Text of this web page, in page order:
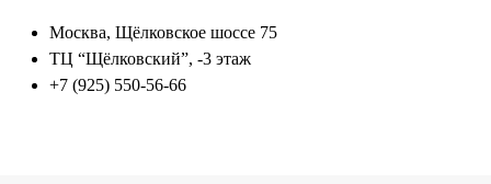
Москва, Щёлковское шоссе 75
ТЦ “Щёлковский”, -3 этаж
+7 (925) 550-56-66